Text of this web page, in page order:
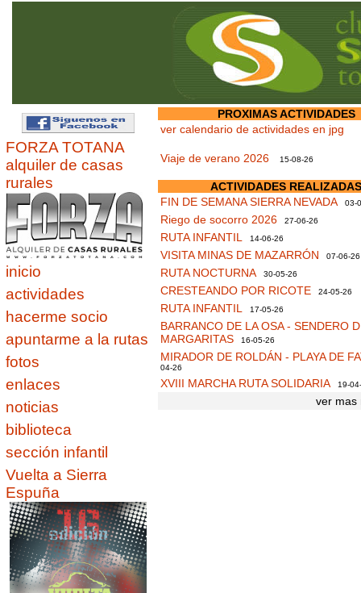
FORZA TOTANA
alquiler de casas
rurales
inicio
actividades
hacerme socio
apuntarme a la rutas
fotos
enlaces
noticias
biblioteca
sección infantil
Vuelta a Sierra
Espuña
PROXIMAS ACTIVIDADES
ver calendario de actividades en jpg
Viaje de verano 2026 15-08-26
ACTIVIDADES REALIZADAS
FIN DE SEMANA SIERRA NEVADA 03-
Riego de socorro 2026 27-06-26
RUTA INFANTIL 14-06-26
VISITA MINAS DE MAZARRÓN 07-06-26
RUTA NOCTURNA 30-05-26
CRESTEANDO POR RICOTE 24-05-26
RUTA INFANTIL 17-05-26
BARRANCO DE LA OSA - SENDERO
MARGARITAS 16-05-26
MIRADOR DE ROLDÁN - PLAYA DE
04-26
XVIII MARCHA RUTA SOLIDARIA 19-
ver mas